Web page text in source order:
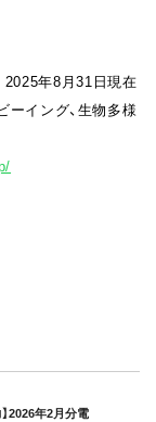
2025年8月31日現在
ーイング、生物多様
2026年2月分電